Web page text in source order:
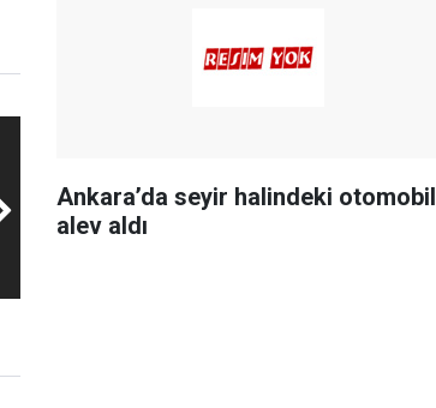
Ankara’da seyir halindeki otomobil
alev aldı